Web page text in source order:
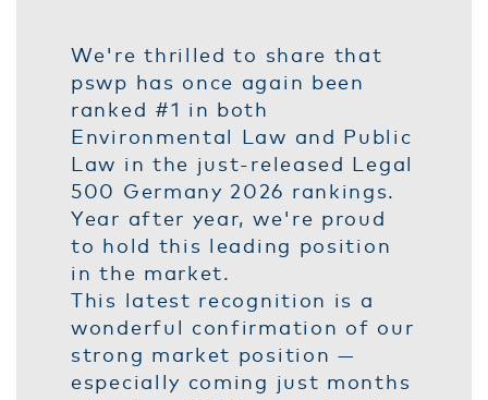
We're thrilled to share that
pswp has once again been
ranked #1 in both
Environmental Law and Public
Law in the just-released Legal
500 Germany 2026 rankings.
Year after year, we're proud
to hold this leading position
in the market.
This latest recognition is a
wonderful confirmation of our
strong market position —
especially coming just months